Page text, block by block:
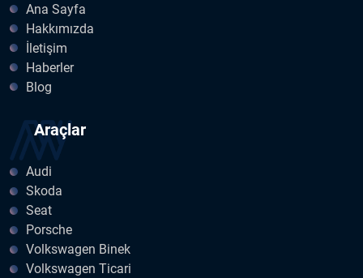
Ana Sayfa
Hakkımızda
İletişim
Haberler
Blog
Araçlar
Audi
Skoda
Seat
Porsche
Volkswagen Binek
Volkswagen Ticari